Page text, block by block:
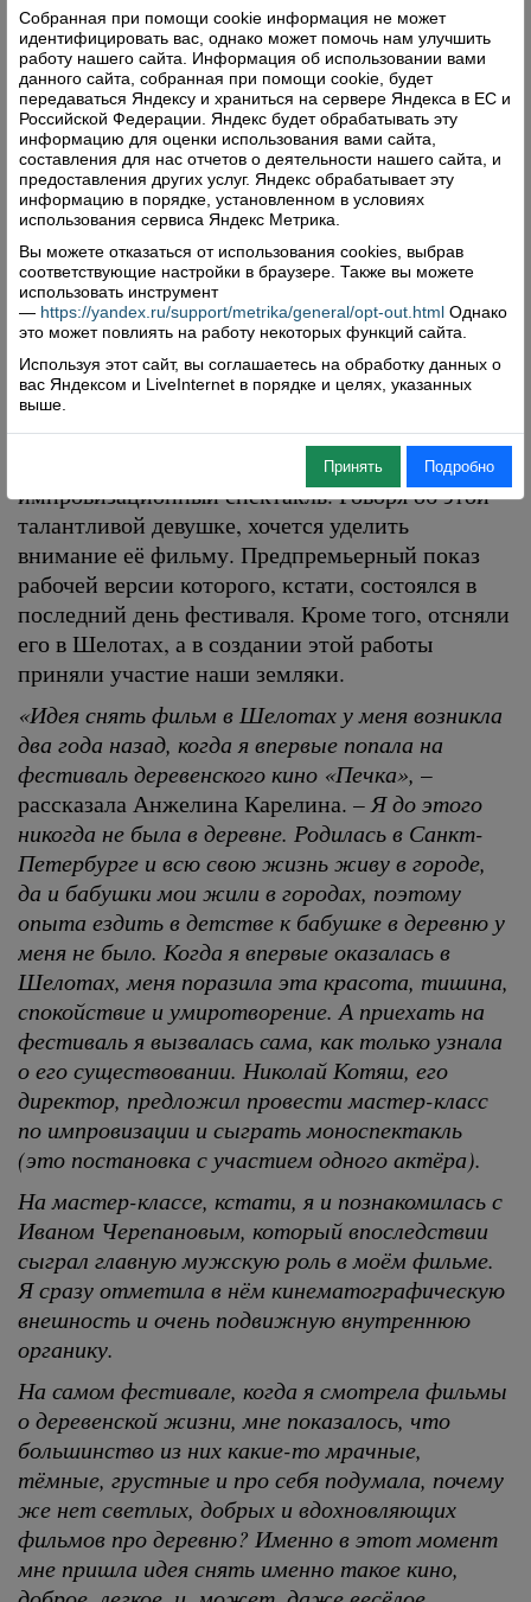
тяжёлого дня,– поделилась с «ВВ» владелица
студии каллиграфии в ЧереповцеНаталья
Сухорукова. –Каллиграфия – это искусство
письма, где задействована работа руки и мозга.
С помощью таких необычных изображений –
экспрессивных и одновременно гармоничных
писем-картин – авторы могут выразить свои
эмоции, продемонстрировать свой стиль и при
этом в доступной форме передать
информацию.
Фильм снимали в Шелотах
Вечером этого же дня на сцене Шелотского
дома культуры актриса, режиссёр, сценарист и
Анжелина Карелинапоказала
импровизационный спектакль. Говоря об этой
талантливой девушке, хочется уделить
внимание её фильму. Предпремьерный показ
рабочей версии которого, кстати, состоялся в
последний день фестиваля. Кроме того, отсняли
его в Шелотах, а в создании этой работы
приняли участие наши земляки.
«Идея снять фильм в Шелотах у меня возникла
два года назад, когда я впервые попала на
фестиваль деревенского кино «Печка», –
рассказала Анжелина Карелина. – Я до этого
никогда не была в деревне. Родилась в Санкт-
Петербурге и всю свою жизнь живу в городе,
да и бабушки мои жили в городах, поэтому
опыта ездить в детстве к бабушке в деревню у
меня не было. Когда я впервые оказалась в
Шелотах, меня поразила эта красота, тишина,
спокойствие и умиротворение. А приехать на
фестиваль я вызвалась сама, как только узнала
о его существовании. Николай Котяш, его
директор, предложил провести мастер-класс
по импровизации и сыграть моноспектакль
(это постановка с участием одного актёра).
На мастер-классе, кстати, я и познакомилась с
Иваном Черепановым, который впоследствии
сыграл главную мужскую роль в моём фильме.
Я сразу отметила в нём кинематографическую
внешность и очень подвижную внутреннюю
органику.
На самом фестивале, когда я смотрела фильмы
о деревенской жизни, мне показалось, что
большинство из них какие-то мрачные,
тёмные, грустные и про себя подумала, почему
же нет светлых, добрых и вдохновляющих
фильмов про деревню? Именно в этот момент
мне пришла идея снять именно такое кино,
Собранная при помощи cookie информация не может
идентифицировать вас, однако может помочь нам улучшить
работу нашего сайта. Информация об использовании вами
данного сайта, собранная при помощи cookie, будет
передаваться Яндексу и храниться на сервере Яндекса в ЕС и
Российской Федерации. Яндекс будет обрабатывать эту
информацию для оценки использования вами сайта,
составления для нас отчетов о деятельности нашего сайта, и
предоставления других услуг. Яндекс обрабатывает эту
информацию в порядке, установленном в условиях
использования сервиса Яндекс Метрика.
Вы можете отказаться от использования cookies, выбрав
соответствующие настройки в браузере. Также вы можете
использовать инструмент
— https://yandex.ru/support/metrika/general/opt-out.html Однако
это может повлиять на работу некоторых функций сайта.
Используя этот сайт, вы соглашаетесь на обработку данных о
вас Яндексом и LiveInternet в порядке и целях, указанных
выше.
Принять Подробно